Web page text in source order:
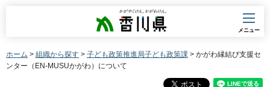
香川県
メニュー
ホーム > 組織から探す > 子ども政策推進局子ども政策課 > かがわ縁結び支援セ
ンター（EN‐MUSUかがわ）について